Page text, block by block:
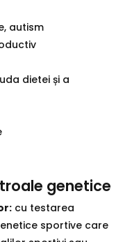
autism
dietei și a
genetice
cu testarea
sportive care